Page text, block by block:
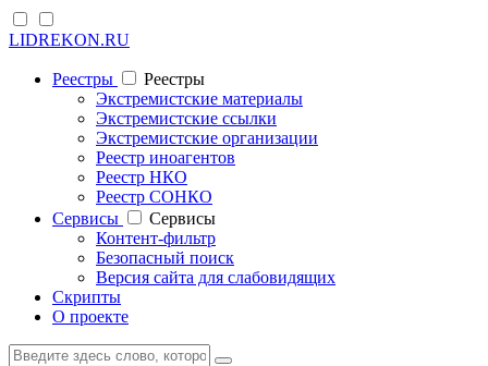
LIDREKON.RU
Реестры
Реестры
Экстремистские материалы
Экстремистские ссылки
Экстремистские организации
Реестр иноагентов
Реестр НКО
Реестр СОНКО
Cервисы
Cервисы
Контент-фильтр
Безопасный поиск
Версия сайта для слабовидящих
Скрипты
О проекте